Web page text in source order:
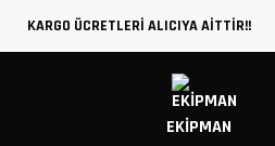
KARGO ÜCRETLERİ ALICIYA AİTTİR!!
EKİPMAN